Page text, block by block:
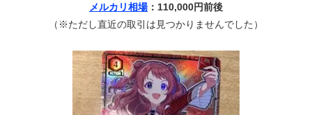
メルカリ相場：110,000円前後
（※ただし直近の取引は見つかりませんでした）